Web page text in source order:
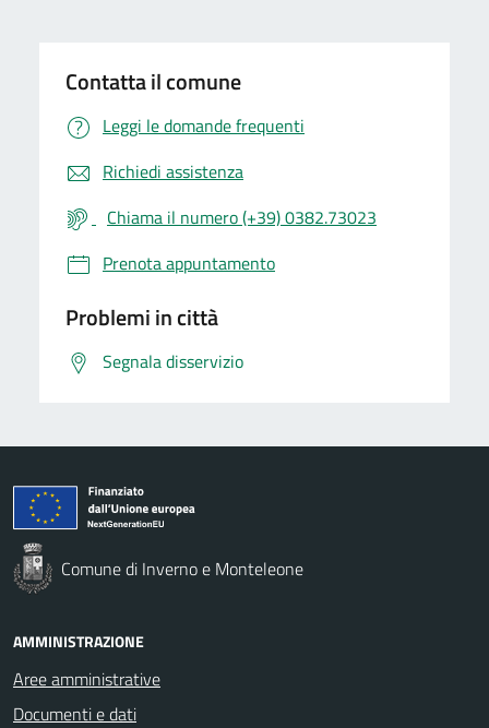
Contatta il comune
Leggi le domande frequenti
Richiedi assistenza
Chiama il numero (+39) 0382.73023
Prenota appuntamento
Problemi in città
Segnala disservizio
Comune di Inverno e Monteleone
AMMINISTRAZIONE
Aree amministrative
Documenti e dati